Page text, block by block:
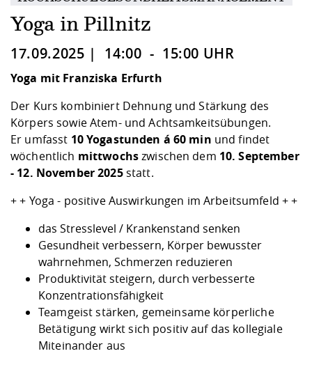
und Physik
Digitales Lernen
Jobs, Praktika,
Lebenslagen
Studentenwerk
Angebote der
Lehren,
Formulare und
Internationale
Kooperationen
Klimaschutz &
Förderverein
Landbau/
Maschinenbau
Kontakt und Anfahrt
Qualitätssicherung
Yoga in Pillnitz
17.09.2025 | 14:00 - 15:00 UHR
Yoga mit Franziska Erfurth
Der Kurs kombiniert Dehnung und Stärkung des
Körpers sowie Atem- und Achtsamkeitsübungen.
Er umfasst 10 Yogastunden á 60 min und findet
wöchentlich mittwochszwischen dem 10. September
- 12. November 2025statt.
+ + Yoga - positive Auswirkungen im Arbeitsumfeld + +
das Stresslevel / Krankenstand senken
Gesundheit verbessern, Körper bewusster
wahrnehmen, Schmerzen reduzieren
Produktivität steigern, durch verbesserte
Konzentrationsfähigkeit
Teamgeist stärken, gemeinsame körperliche
Betätigung wirkt sich positiv auf das kollegiale
Miteinander aus